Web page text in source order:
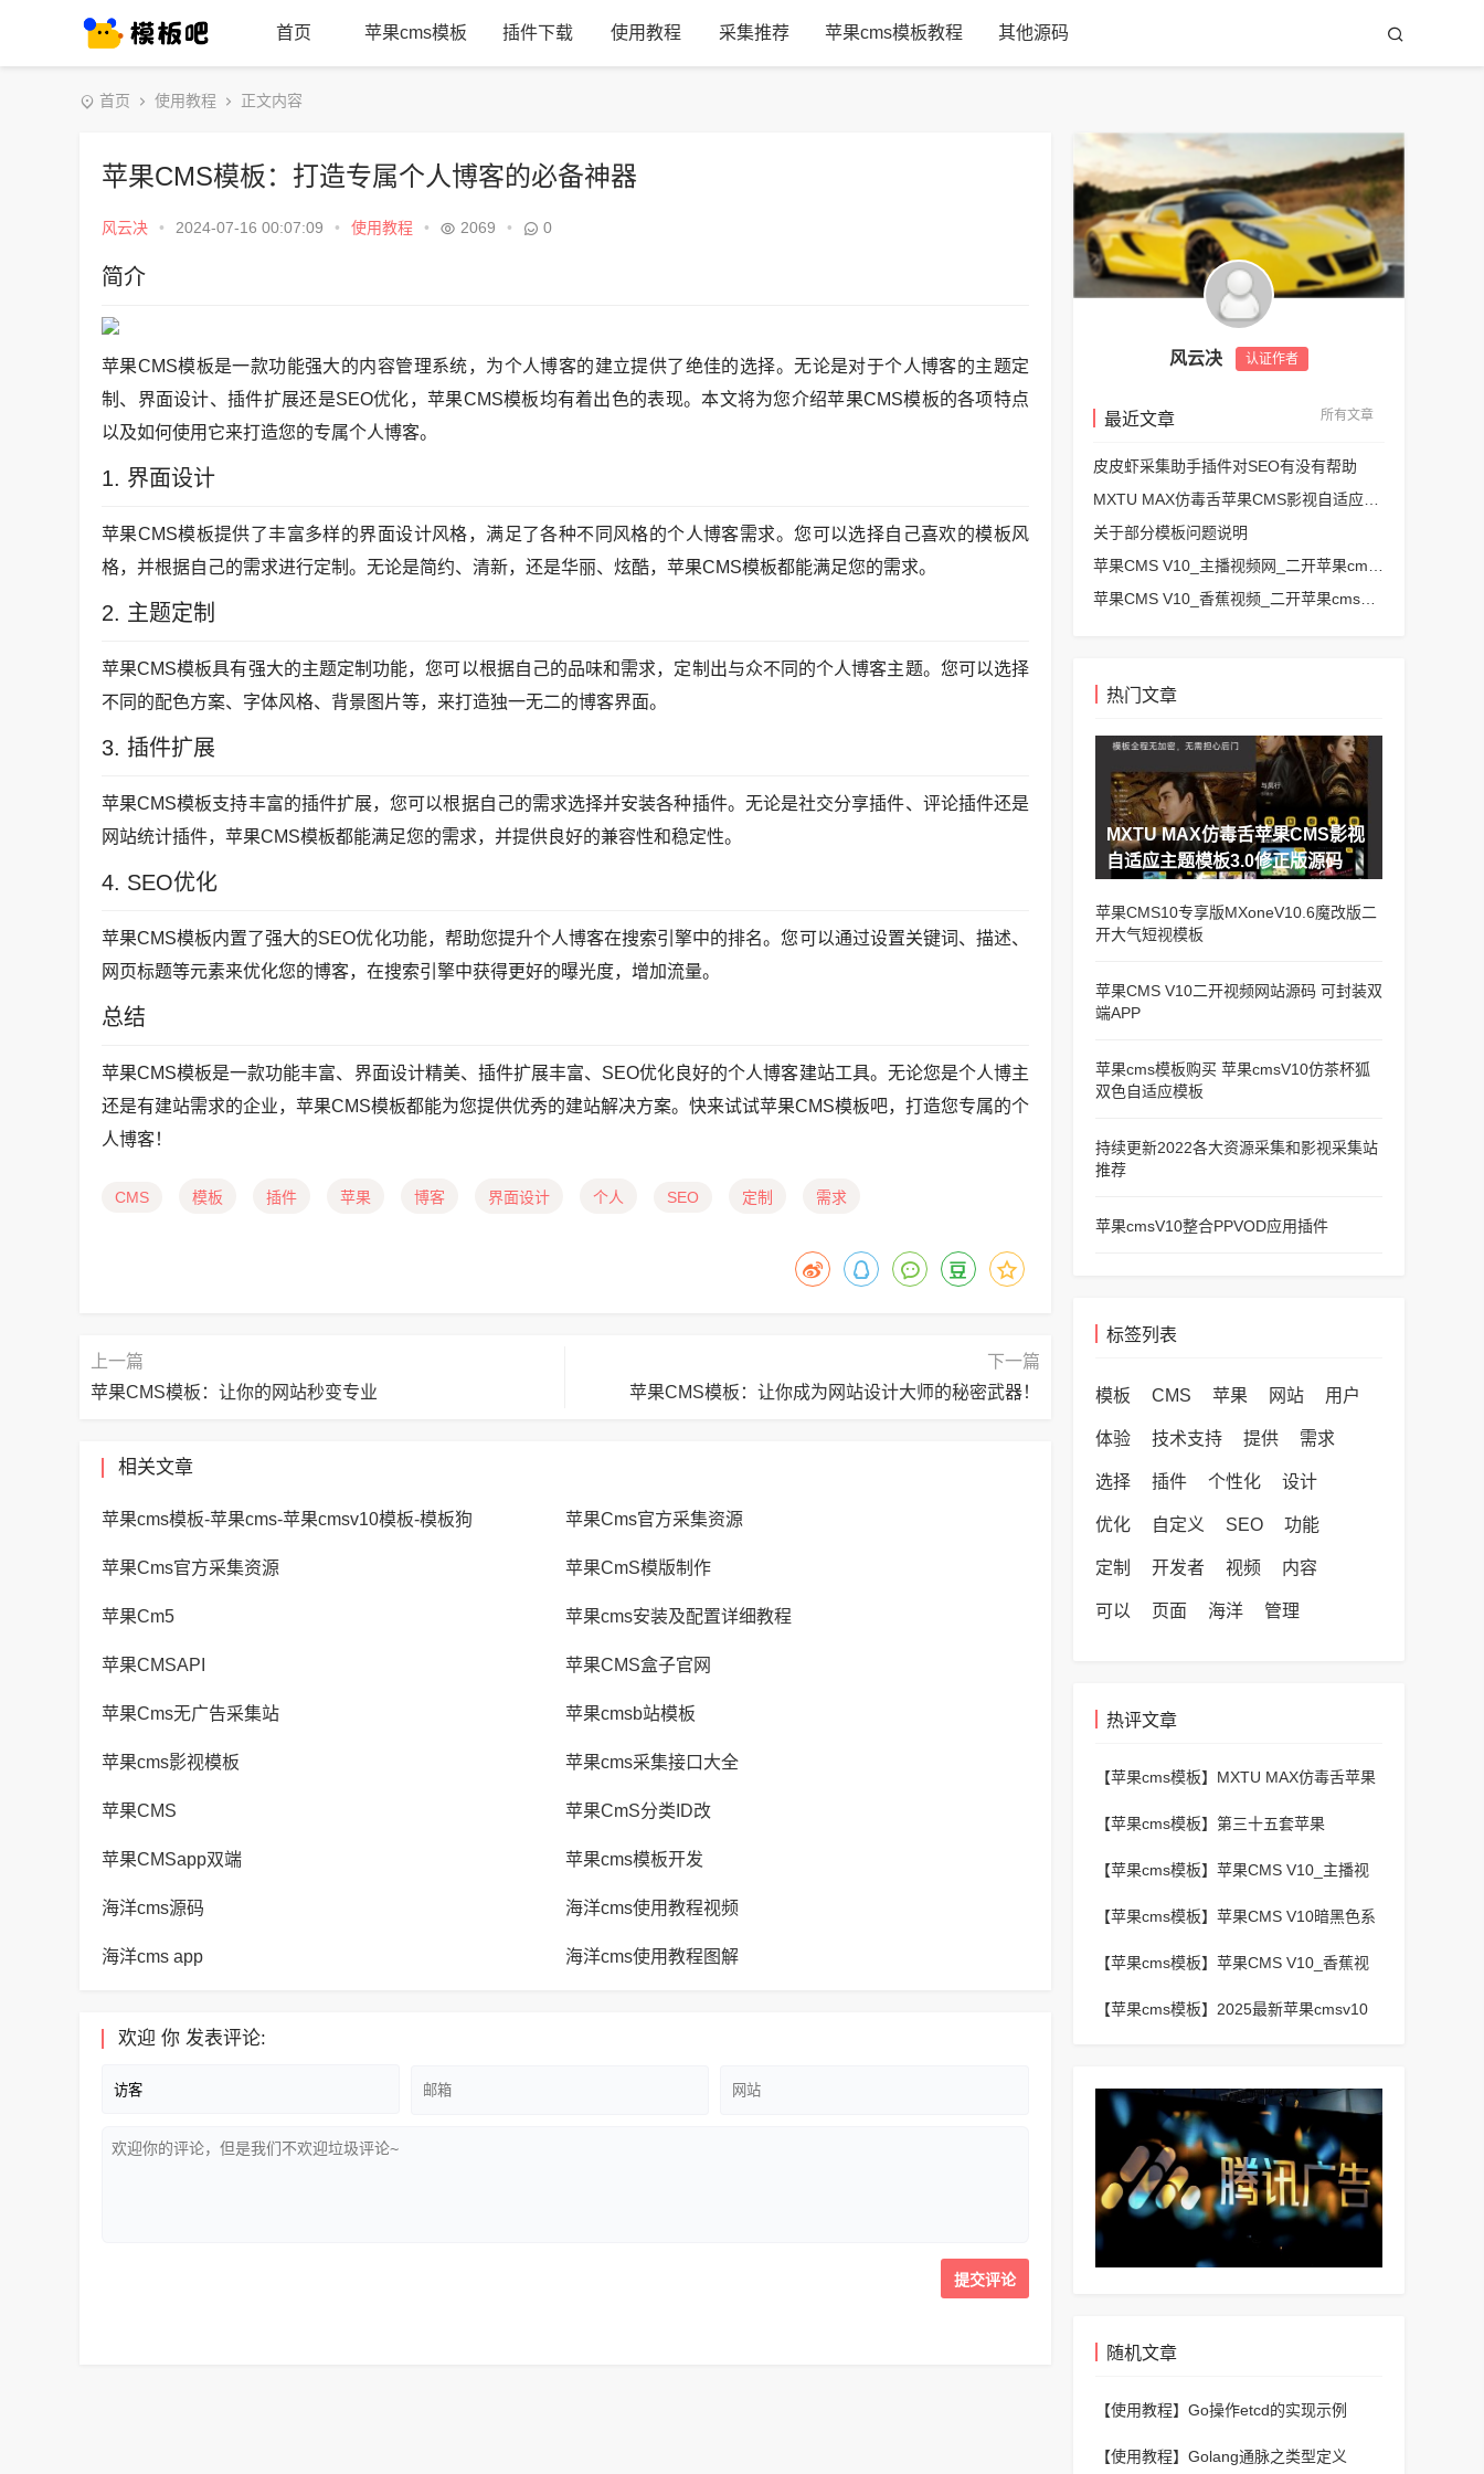
首页 苹果cms模板 插件下载 使用教程 采集推荐 苹果cms模板教程 其他源码
首页 使用教程 正文内容
苹果CMS模板：打造专属个人博客的必备神器
风云决 • 2024-07-16 00:07:09 • 使用教程 • 2069 • 0
简介
苹果CMS模板是一款功能强大的内容管理系统，为个人博客的建立提供了绝佳的选择。无论是对于个人博客的主题定
制、界面设计、插件扩展还是SEO优化，苹果CMS模板均有着出色的表现。本文将为您介绍苹果CMS模板的各项特点
以及如何使用它来打造您的专属个人博客。
1. 界面设计
苹果CMS模板提供了丰富多样的界面设计风格，满足了各种不同风格的个人博客需求。您可以选择自己喜欢的模板风
格，并根据自己的需求进行定制。无论是简约、清新，还是华丽、炫酷，苹果CMS模板都能满足您的需求。
2. 主题定制
苹果CMS模板具有强大的主题定制功能，您可以根据自己的品味和需求，定制出与众不同的个人博客主题。您可以选择
不同的配色方案、字体风格、背景图片等，来打造独一无二的博客界面。
3. 插件扩展
苹果CMS模板支持丰富的插件扩展，您可以根据自己的需求选择并安装各种插件。无论是社交分享插件、评论插件还是
网站统计插件，苹果CMS模板都能满足您的需求，并提供良好的兼容性和稳定性。
4. SEO优化
苹果CMS模板内置了强大的SEO优化功能，帮助您提升个人博客在搜索引擎中的排名。您可以通过设置关键词、描述、
网页标题等元素来优化您的博客，在搜索引擎中获得更好的曝光度，增加流量。
总结
苹果CMS模板是一款功能丰富、界面设计精美、插件扩展丰富、SEO优化良好的个人博客建站工具。无论您是个人博主
还是有建站需求的企业，苹果CMS模板都能为您提供优秀的建站解决方案。快来试试苹果CMS模板吧，打造您专属的个
人博客！
CMS 模板 插件 苹果 博客 界面设计 个人 SEO 定制 需求
上一篇
苹果CMS模板：让你的网站秒变专业
下一篇
苹果CMS模板：让你成为网站设计大师的秘密武器！
相关文章
苹果cms模板-苹果cms-苹果cmsv10模板-模板狗 苹果Cms官方采集资源
苹果Cms官方采集资源 苹果CmS模版制作
苹果Cm5 苹果cms安装及配置详细教程
苹果CMSAPI 苹果CMS盒子官网
苹果Cms无广告采集站 苹果cmsb站模板
苹果cms影视模板 苹果cms采集接口大全
苹果CMS 苹果CmS分类ID改
苹果CMSapp双端 苹果cms模板开发
海洋cms源码 海洋cms使用教程视频
海洋cms app 海洋cms使用教程图解
欢迎 你 发表评论:
风云决 认证作者
最近文章 所有文章
皮皮虾采集助手插件对SEO有没有帮助
关于部分模板问题说明
热门文章
MXTU MAX仿毒舌苹果CMS影视
自适应主题模板3.0修正版源码
苹果CMS10专享版MXoneV10.6魔改版二
开大气短视模板
苹果CMS V10二开视频网站源码 可封装双
端APP
苹果cms模板购买 苹果cmsV10仿茶杯狐
双色自适应模板
持续更新2022各大资源采集和影视采集站
推荐
苹果cmsV10整合PPVOD应用插件
标签列表
模板 CMS 苹果 网站 用户
体验 技术支持 提供 需求
选择 插件 个性化 设计
优化 自定义 SEO 功能
定制 开发者 视频 内容
可以 页面 海洋 管理
热评文章
【苹果cms模板】 MXTU MAX仿毒舌苹果
【苹果cms模板】 第三十五套苹果
【苹果cms模板】 苹果CMS V10_主播视
测源码 有演示
【苹果cms模板】 苹果CMS V10暗黑色系
【苹果cms模板】 苹果CMS V10_香蕉视
【苹果cms模板】 2025最新苹果cmsv10
随机文章
【使用教程】 Go操作etcd的实现示例
【使用教程】 Golang通脉之类型定义